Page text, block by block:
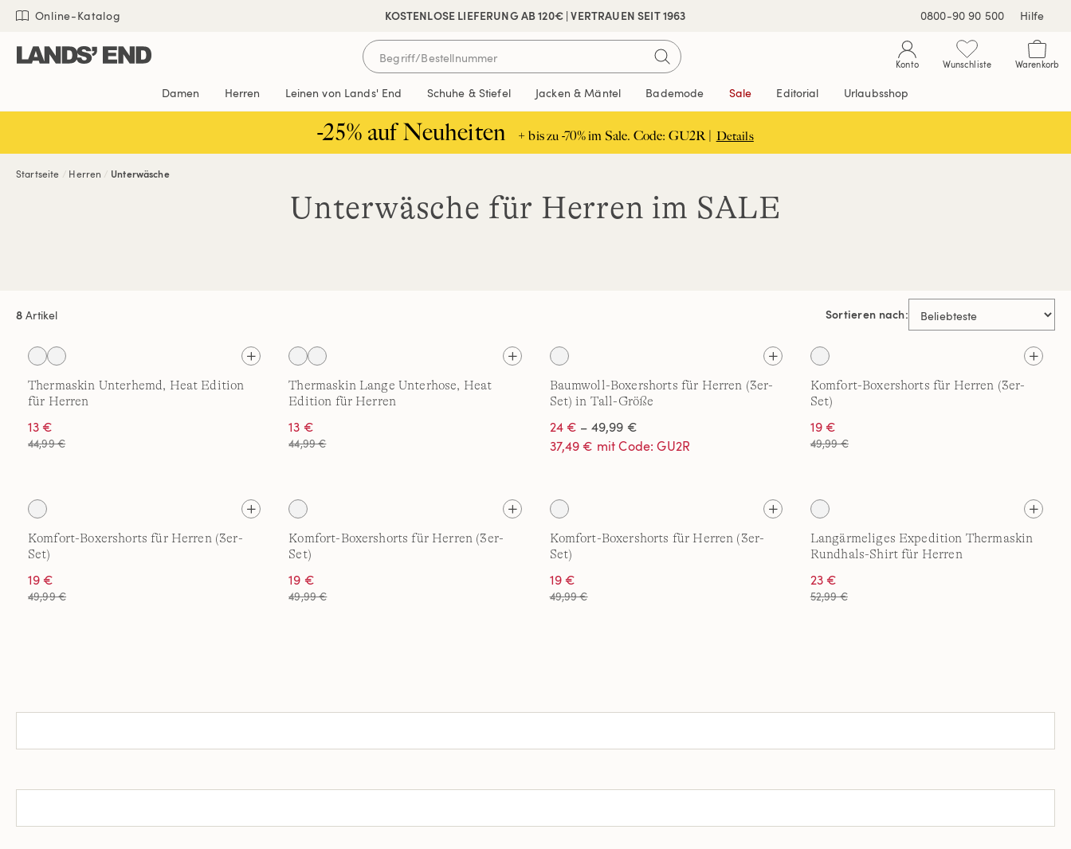
Direkt
Inhalt
Direkt
Navigation
Direkt
Suche
KOSTENLOSE LIEFERUNG AB 120€ | VERTRAUEN SEIT 1963
🔒 SICHER BEZAHLEN
Online-Katalog 0800-90 90 500 Hilfe
Konto Wunschliste Warenkorb
Damen Herren Leinen von Lands' End Schuhe & Stiefel Jacken & Mäntel Bademode Sale Editorial Urlaubsshop
-25% auf Neuheiten + bis zu -70% im Sale. Code: GU2R | Details
Startseite Herren Unterwäsche
Unterwäsche für Herren im SALE
8 Artikel Sortieren nach:
Thermaskin Unterhemd, Heat Edition
für Herren
13 €
44,99 €
Thermaskin Lange Unterhose, Heat
Edition für Herren
13 €
44,99 €
Baumwoll-Boxershorts für Herren (3er-
Set) in Tall-Größe
24 € – 49,99 €
37,49 € mit Code: GU2R
Komfort-Boxershorts für Herren (3er-
Set)
19 €
49,99 €
Komfort-Boxershorts für Herren (3er-
Set)
19 €
49,99 €
Komfort-Boxershorts für Herren (3er-
Set)
19 €
49,99 €
Komfort-Boxershorts für Herren (3er-
Set)
19 €
49,99 €
Langärmeliges Expedition Thermaskin
Rundhals-Shirt für Herren
23 €
52,99 €